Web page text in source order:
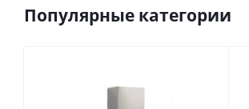
Популярные категории